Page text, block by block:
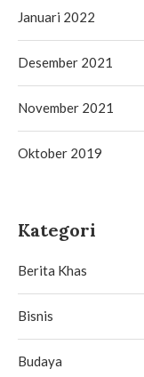
Januari 2022
Desember 2021
November 2021
Oktober 2019
Kategori
Berita Khas
Bisnis
Budaya